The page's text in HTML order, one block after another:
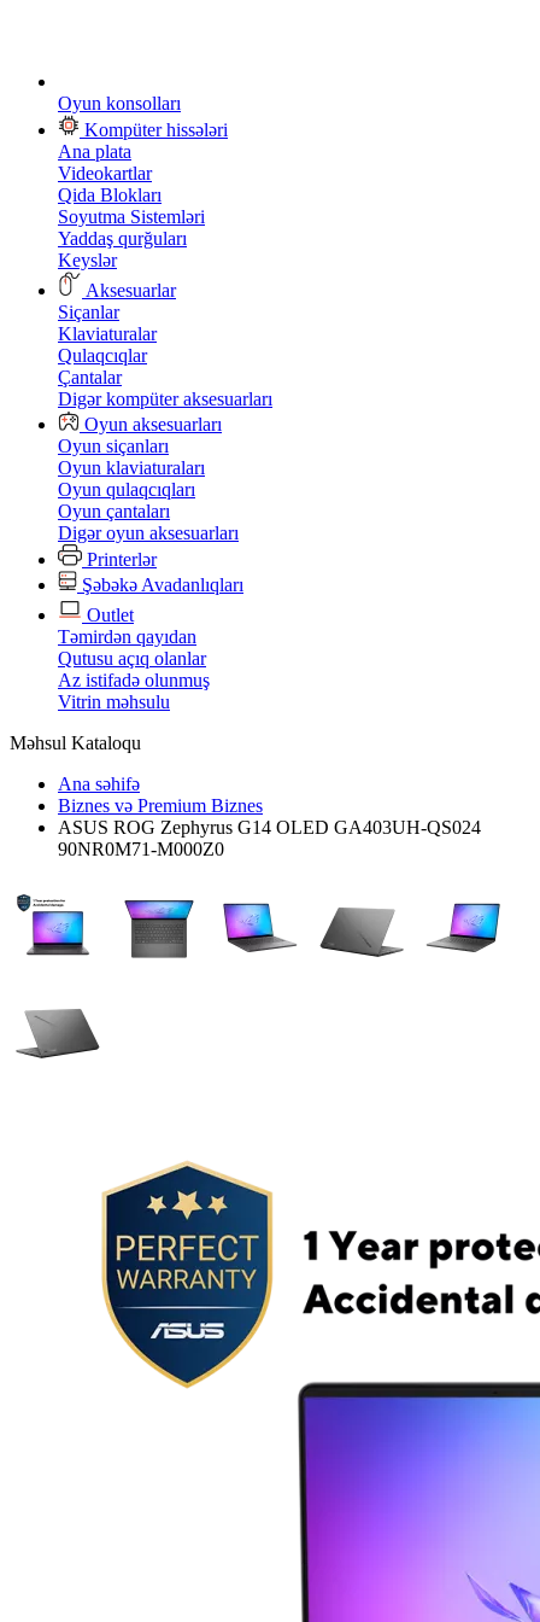
Oyun konsolları
Kompüter hissələri
Ana plata
Videokartlar
Qida Blokları
Soyutma Sistemləri
Yaddaş qurğuları
Keyslər
Aksesuarlar
Siçanlar
Klaviaturalar
Qulaqcıqlar
Çantalar
Digər kompüter aksesuarları
Oyun aksesuarları
Oyun siçanları
Oyun klaviaturaları
Oyun qulaqcıqları
Oyun çantaları
Digər oyun aksesuarları
Printerlər
Şəbəkə Avadanlıqları
Outlet
Təmirdən qayıdan
Qutusu açıq olanlar
Az istifadə olunmuş
Vitrin məhsulu
Məhsul Kataloqu
Ana səhifə
Biznes və Premium Biznes
ASUS ROG Zephyrus G14 OLED GA403UH-QS024
90NR0M71-M000Z0